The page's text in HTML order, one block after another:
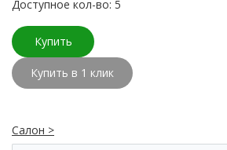
Доступное кол-во: 5
Купить
Купить в 1 клик
Салон >